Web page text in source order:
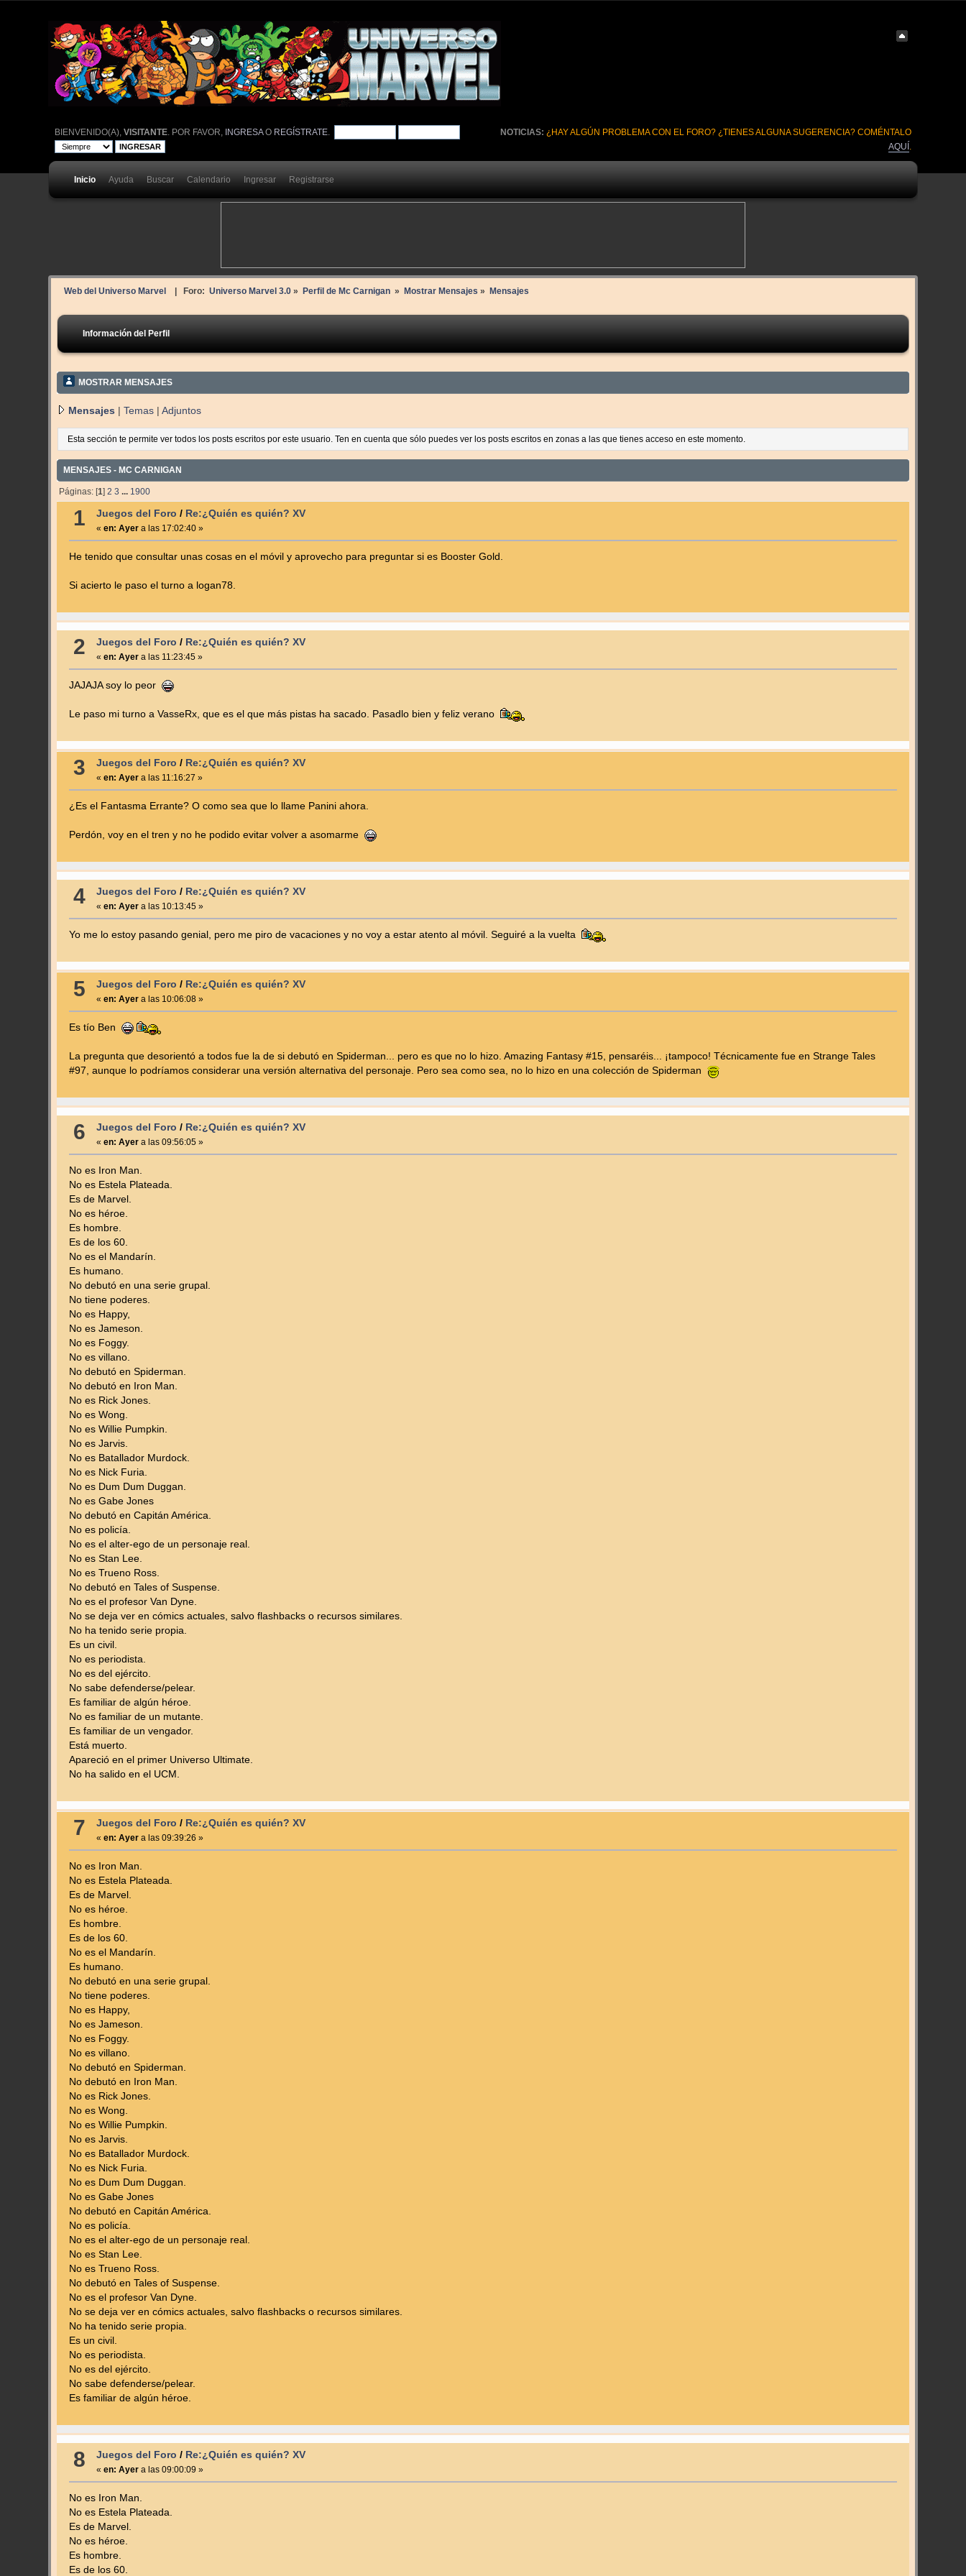
NOTICIAS: ¿HAY ALGÚN PROBLEMA CON EL FORO? ¿TIENES ALGUNA SUGERENCIA? COMÉNTALO
AQUÍ
BIENVENIDO(A), VISITANTE. POR FAVOR, INGRESAO REGÍSTRATE.
Inicio Ayuda Buscar Calendario Ingresar Registrarse
Web del Universo Marvel | Foro: Universo Marvel 3.0» Perfil de Mc Carnigan » Mostrar Mensajes » Mensajes
Información del Perfil
MOSTRAR MENSAJES
Mensajes |Temas |Adjuntos
Esta sección te permite ver todos los posts escritos por este usuario. Ten en cuenta que sólo puedes ver los posts escritos en zonas a las que tienes acceso en este momento.
MENSAJES - MC CARNIGAN
Páginas: [1] 2 3 ... 1900
1 Juegos del Foro / Re:¿Quién es quién? XV
« en: Ayera las 17:02:40 »
He tenido que consultar unas cosas en el móvil y aprovecho para preguntar si es Booster Gold.
Si acierto le paso el turno a logan78.
2 Juegos del Foro / Re:¿Quién es quién? XV
« en: Ayera las 11:23:45 »
JAJAJA soy lo peor
Le paso mi turno a VasseRx, que es el que más pistas ha sacado. Pasadlo bien y feliz verano
3 Juegos del Foro / Re:¿Quién es quién? XV
« en: Ayera las 11:16:27 »
¿Es el Fantasma Errante? O como sea que lo llame Panini ahora.
Perdón, voy en el tren y no he podido evitar volver a asomarme
4 Juegos del Foro / Re:¿Quién es quién? XV
« en: Ayera las 10:13:45 »
Yo me lo estoy pasando genial, pero me piro de vacaciones y no voy a estar atento al móvil. Seguiré a la vuelta
5 Juegos del Foro / Re:¿Quién es quién? XV
« en: Ayera las 10:06:08 »
Es tío Ben
La pregunta que desorientó a todos fue la de si debutó en Spiderman... pero es que no lo hizo. Amazing Fantasy #15, pensaréis... ¡tampoco! Técnicamente fue en Strange Tales
#97, aunque lo podríamos considerar una versión alternativa del personaje. Pero sea como sea, no lo hizo en una colección de Spiderman
6 Juegos del Foro / Re:¿Quién es quién? XV
« en: Ayera las 09:56:05 »
No es Iron Man.
No es Estela Plateada.
Es de Marvel.
No es héroe.
Es hombre.
Es de los 60.
No es el Mandarín.
Es humano.
No debutó en una serie grupal.
No tiene poderes.
No es Happy,
No es Jameson.
No es Foggy.
No es villano.
No debutó en Spiderman.
No debutó en Iron Man.
No es Rick Jones.
No es Wong.
No es Willie Pumpkin.
No es Jarvis.
No es Batallador Murdock.
No es Nick Furia.
No es Dum Dum Duggan.
No es Gabe Jones
No debutó en Capitán América.
No es policía.
No es el alter-ego de un personaje real.
No es Stan Lee.
No es Trueno Ross.
No debutó en Tales of Suspense.
No es el profesor Van Dyne.
No se deja ver en cómics actuales, salvo flashbacks o recursos similares.
No ha tenido serie propia.
Es un civil.
No es periodista.
No es del ejército.
No sabe defenderse/pelear.
Es familiar de algún héroe.
No es familiar de un mutante.
Es familiar de un vengador.
Está muerto.
Apareció en el primer Universo Ultimate.
No ha salido en el UCM.
7 Juegos del Foro / Re:¿Quién es quién? XV
« en: Ayera las 09:39:26 »
No es Iron Man.
No es Estela Plateada.
Es de Marvel.
No es héroe.
Es hombre.
Es de los 60.
No es el Mandarín.
Es humano.
No debutó en una serie grupal.
No tiene poderes.
No es Happy,
No es Jameson.
No es Foggy.
No es villano.
No debutó en Spiderman.
No debutó en Iron Man.
No es Rick Jones.
No es Wong.
No es Willie Pumpkin.
No es Jarvis.
No es Batallador Murdock.
No es Nick Furia.
No es Dum Dum Duggan.
No es Gabe Jones
No debutó en Capitán América.
No es policía.
No es el alter-ego de un personaje real.
No es Stan Lee.
No es Trueno Ross.
No debutó en Tales of Suspense.
No es el profesor Van Dyne.
No se deja ver en cómics actuales, salvo flashbacks o recursos similares.
No ha tenido serie propia.
Es un civil.
No es periodista.
No es del ejército.
No sabe defenderse/pelear.
Es familiar de algún héroe.
8 Juegos del Foro / Re:¿Quién es quién? XV
« en: Ayera las 09:00:09 »
No es Iron Man.
No es Estela Plateada.
Es de Marvel.
No es héroe.
Es hombre.
Es de los 60.